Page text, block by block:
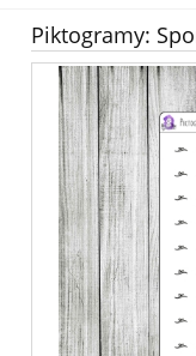
Piktogramy: